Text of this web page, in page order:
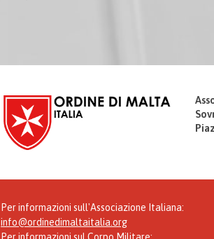
Per informazioni sull'Associazione Italiana:
info@ordinedimaltaitalia.org